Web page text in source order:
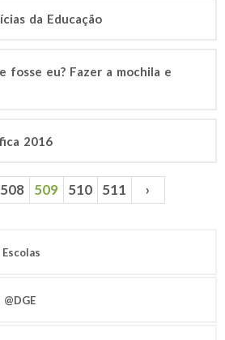
da Educação
fosse eu? Fazer a mochila e
2016
508 509 510 511 ›